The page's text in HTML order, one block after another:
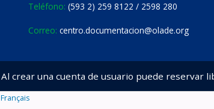
Teléfono: (593 2) 259 8122 / 2598 280
Correo: centro.documentacion@olade.org
Al crear una cuenta de usuario puede reservar
Français